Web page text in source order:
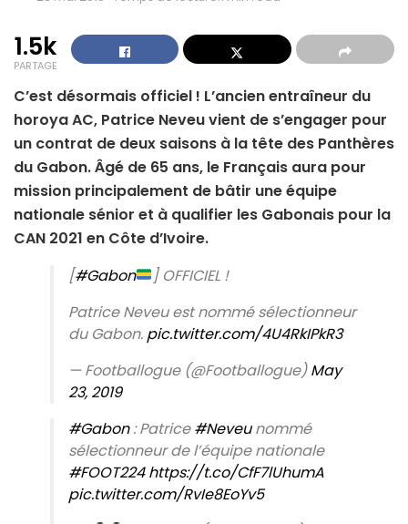
1.5k
PARTAGE
C’est désormais officiel ! L’ancien entraîneur du
horoya AC, Patrice Neveu vient de s’engager pour
un contrat de deux saisons à la tête des Panthères
du Gabon. Âgé de 65 ans, le Français aura pour
mission principalement de bâtir une équipe
nationale sénior et à qualifier les Gabonais pour la
CAN 2021 en Côte d’Ivoire.
[#Gabon
] OFFICIEL !
Patrice Neveu est nommé sélectionneur
du Gabon. pic.twitter.com/4U4RkIPkR3
— Footballogue (@Footballogue)May
23, 2019
#Gabon: Patrice#Neveunommé
sélectionneur de l’équipe nationale
#FOOT224 https://t.co/CfF7lUhumA
pic.twitter.com/RvIe8EoYv5